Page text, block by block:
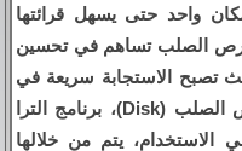
واحد حتى يسهل قرائتها
الصلب تساهم في تحسين
تصبح الاستجابة سريعة في
قراءة البيانات المحفوظة على القرص الصلب (Disk)، برنامج الترا
الاستخدام، يتم من خلالها